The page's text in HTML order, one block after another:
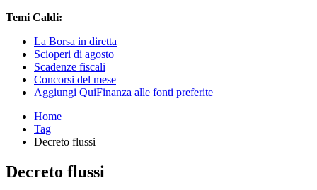
Temi Caldi:
La Borsa in diretta
Scioperi di agosto
Scadenze fiscali
Concorsi del mese
Aggiungi QuiFinanza alle fonti preferite
Home
Tag
Decreto flussi
Decreto flussi